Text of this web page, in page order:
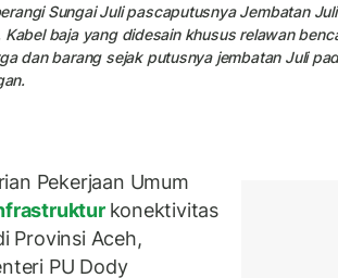
Sungai Juli pascaputusnya Jembatan
baja yang didesain khusus relawan
dan barang sejak putusnya jembatan Juli
Pekerjaan Umum
konektivitas
Provinsi Aceh,
PU Dody